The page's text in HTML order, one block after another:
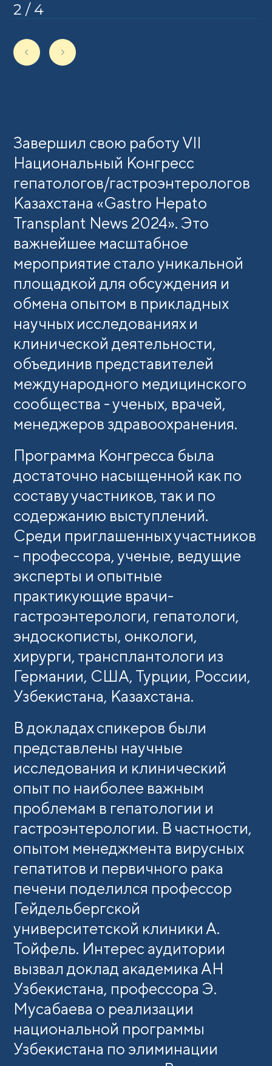
2 / 4
Завершил свою работу VII
Национальный Конгресс
гепатологов/гастроэнтерологов
Казахстана «Gastro Hepato
Transplant News 2024». Это
важнейшее масштабное
мероприятие стало уникальной
площадкой для обсуждения и
обмена опытом в прикладных
научных исследованиях и
клинической деятельности,
объединив представителей
международного медицинского
сообщества - ученых, врачей,
менеджеров здравоохранения.
Программа Конгресса была
достаточно насыщенной как по
составу участников, так и по
содержанию выступлений.
Среди приглашенных участников
- профессора, ученые, ведущие
эксперты и опытные
практикующие врачи-
гастроэнтерологи, гепатологи,
эндоскописты, онкологи,
хирурги, трансплантологи из
Германии, США, Турции, России,
Узбекистана, Казахстана.
В докладах спикеров были
представлены научные
исследования и клинический
опыт по наиболее важным
проблемам в гепатологии и
гастроэнтерологии. В частности,
опытом менеджмента вирусных
гепатитов и первичного рака
печени поделился профессор
Гейдельбергской
университетской клиники А.
Тойфель. Интерес аудитории
вызвал доклад академика АН
Узбекистана, профессора Э.
Мусабаева о реализации
национальной программы
Узбекистана по элиминации